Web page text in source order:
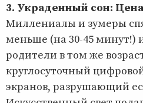
3. Украденный сон:
Миллениалы и зумеры
меньше (на 30-45 минут!)
родители в том же
круглосуточный
экранов, разрушающий